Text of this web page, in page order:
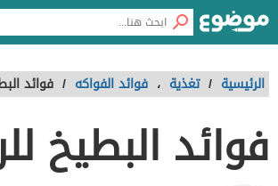
الرئيسية / تغذية ، فوائد الفواكه / فوائد
فوائد البطيخ